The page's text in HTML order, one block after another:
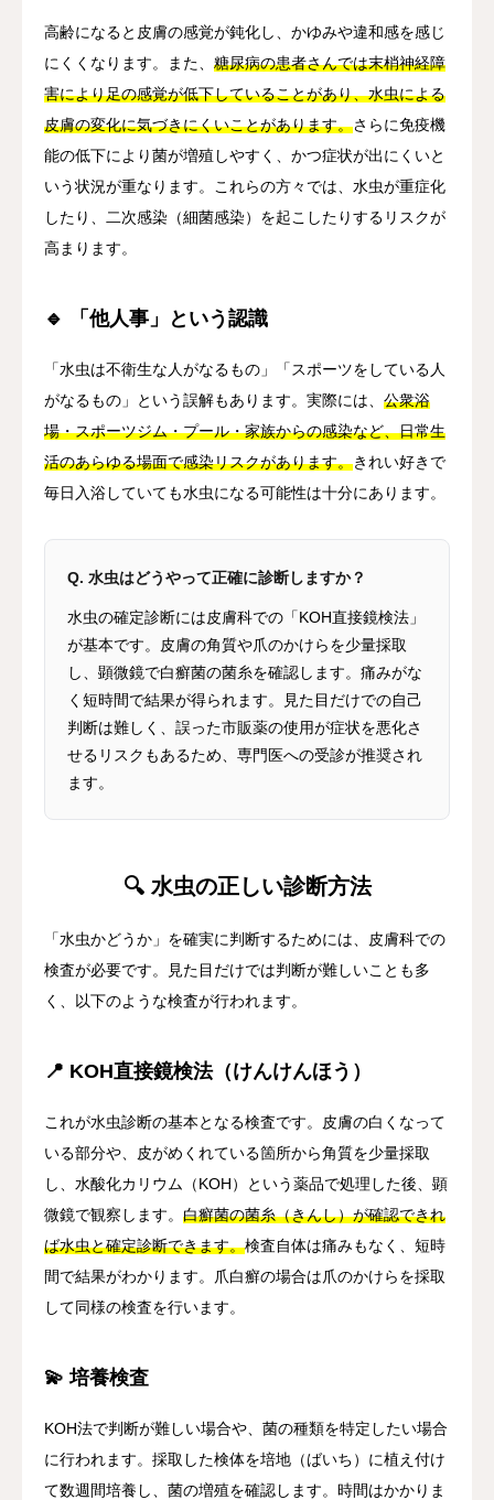
高齢になると皮膚の感覚が鈍化し、かゆみや違和感を感じ
にくくなります。また、 糖尿病の患者さんでは末梢神経障
害により足の感覚が低下していることがあり、水虫による
皮膚の変化に気づきにくいことがあります。さらに免疫機
能の低下により菌が増殖しやすく、かつ症状が出にくいと
いう状況が重なります。これらの方々では、水虫が重症化
したり、二次感染（細菌感染）を起こしたりするリスクが
高まります。
🔹 「他人事」という認識
「水虫は不衛生な人がなるもの」「スポーツをしている人
がなるもの」という誤解もあります。実際には、 公衆浴
場・スポーツジム・プール・家族からの感染など、日常生
活のあらゆる場面で感染リスクがあります。きれい好きで
毎日入浴していても水虫になる可能性は十分にあります。
Q. 水虫はどうやって正確に診断しますか？
水虫の確定診断には皮膚科での「KOH直接鏡検法」
が基本です。皮膚の角質や爪のかけらを少量採取
し、顕微鏡で白癬菌の菌糸を確認します。痛みがな
く短時間で結果が得られます。見た目だけでの自己
判断は難しく、誤った市販薬の使用が症状を悪化さ
せるリスクもあるため、専門医への受診が推奨され
ます。
🔍 水虫の正しい診断方法
「水虫かどうか」を確実に判断するためには、皮膚科での
検査が必要です。見た目だけでは判断が難しいことも多
く、以下のような検査が行われます。
📍 KOH直接鏡検法（けんけんほう）
これが水虫診断の基本となる検査です。皮膚の白くなって
いる部分や、皮がめくれている箇所から角質を少量採取
し、水酸化カリウム（KOH）という薬品で処理した後、顕
微鏡で観察します。 白癬菌の菌糸（きんし）が確認できれ
ば水虫と確定診断できます。検査自体は痛みもなく、短時
間で結果がわかります。爪白癬の場合は爪のかけらを採取
して同様の検査を行います。
💫 培養検査
KOH法で判断が難しい場合や、菌の種類を特定したい場合
に行われます。採取した検体を培地（ばいち）に植え付け
て数週間培養し、菌の増殖を確認します。時間はかかりま